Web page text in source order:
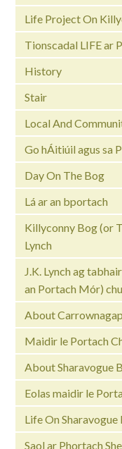
Life Project On
Tionscadal LIFE ar
History
Stair
Local And
Go hÁitiúil agus sa
Day On The Bog
Lá ar an bportach
Killyconny Bog (or
Lynch
J.K. Lynch ag
an Portach Mór)
About
Maidir le Portach
About Sharavogue
Eolas maidir le
Life On Sharavogue
Saol ar Phortach